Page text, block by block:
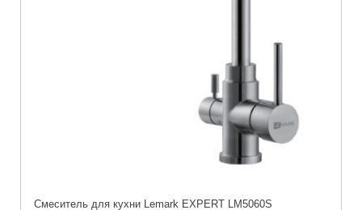
Cмеситель для кухни Lemark EXPERT LM5060S